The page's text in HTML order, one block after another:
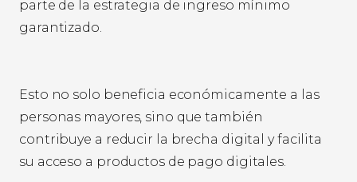
parte de la estrategia de ingreso mínimo
garantizado.
Esto no solo beneficia económicamente a las
personas mayores, sino que también
contribuye a reducir la brecha digital y facilita
su acceso a productos de pago digitales.